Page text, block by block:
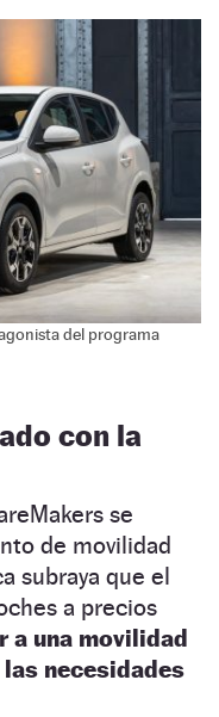
del programa
con la
se
de movilidad
subraya que el
a precios
a una movilidad
necesidades